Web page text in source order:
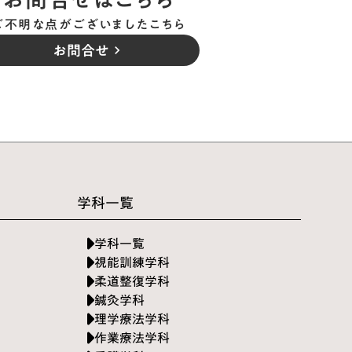
不明な点がございましたこちら
お問合せ keyboard_arrow_right
学科一覧
学科一覧
視能訓練学科
柔道整復学科
鍼灸学科
理学療法学科
作業療法学科